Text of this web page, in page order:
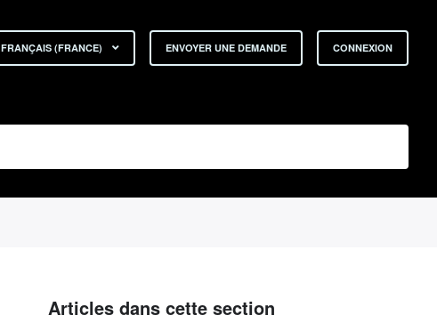
FRANÇAIS (FRANCE) ENVOYER UNE DEMANDE CONNEXION
Articles dans cette section